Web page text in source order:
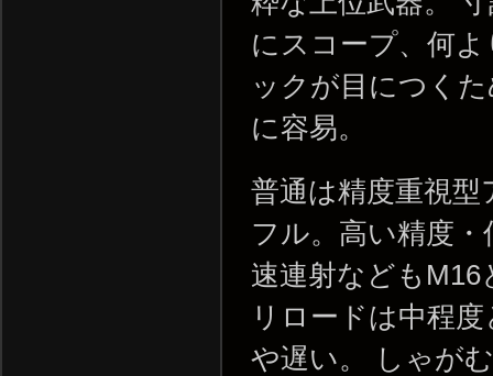
にスコープ、何
ックが目につく
に容易。
普通は精度重視
フル。高い精度・
速連射などもM16
リロードは中程
や遅い。 しゃが